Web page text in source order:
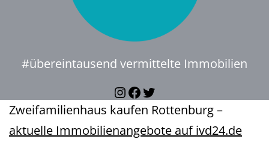
#übereintausend vermittelte Immobilien
Instagram
Facebook
Twitter
Zweifamilienhaus kaufen Rottenburg –
aktuelle Immobilienangebote auf ivd24.de